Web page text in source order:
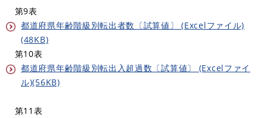
第9表
都道府県年齢階級別転出者数〔試算値〕 (Excelファイル)
(48KB)
第10表
都道府県年齢階級別転出入超過数〔試算値〕 (Excelファイ
ル)(56KB)
第11表